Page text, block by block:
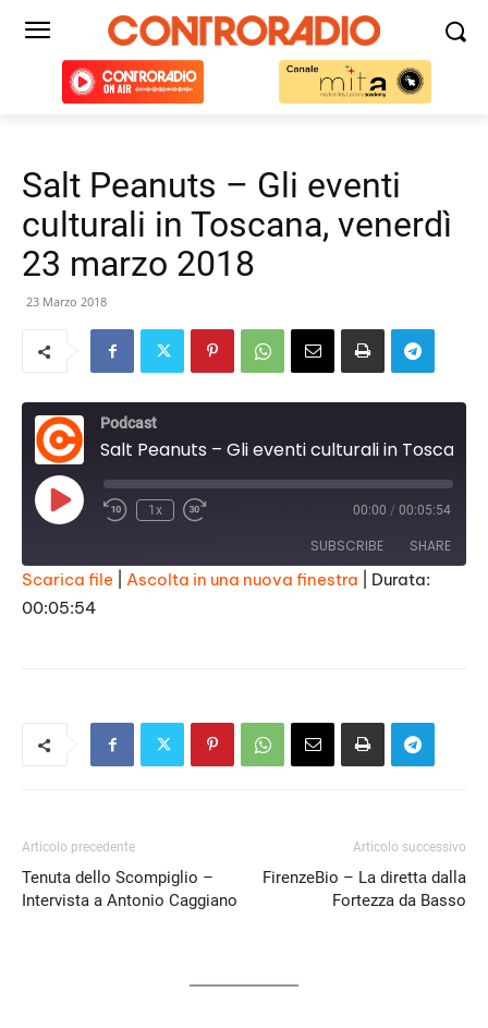
Salt Peanuts – Gli eventi
culturali in Toscana, venerdì
23 marzo 2018
23 Marzo 2018
Podcast
Play
Episode
1x 00:00 / 00:05:54
SUBSCRIBE SHARE
SHARE
Scarica file Ascolta in una nuova finestra
Durata:
00:05:54
Articolo precedente
Tenuta dello Scompiglio –
Intervista a Antonio Caggiano
Articolo successivo
FirenzeBio – La diretta dalla
Fortezza da Basso